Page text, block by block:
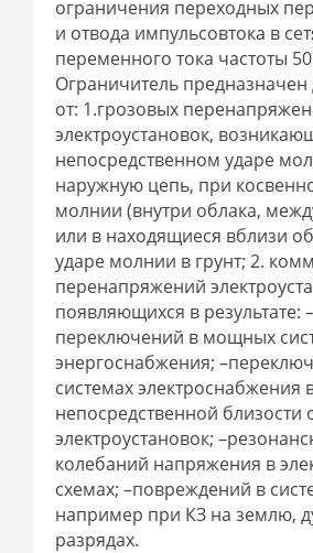
ограничения переходных
и отвода импульсовтока в
переменного тока частоты
Ограничитель
от: 1.грозовых
электроустановок,
непосредственном ударе
наружную цепь, при
молнии (внутри облака,
или в находящиеся вблизи
ударе молнии в грунт; 2.
перенапряжений
появляющихся в результате: –
переключений в мощных
энергоснабжения;
системах электроснабжения
непосредственной близости
электроустановок;
колебаний напряжения в
схемах; –повреждений в
например при КЗ на землю,
разрядах.